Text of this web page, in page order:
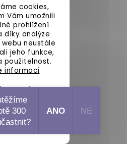
cookies,
Vám umožnili
prohlížení
díky analýze
neustále
jeho funkce,
použitelnost.
informací
300
ANO NE